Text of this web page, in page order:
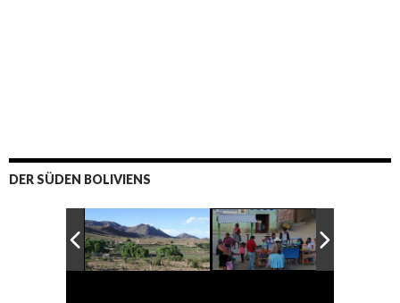
DER SÜDEN BOLIVIENS